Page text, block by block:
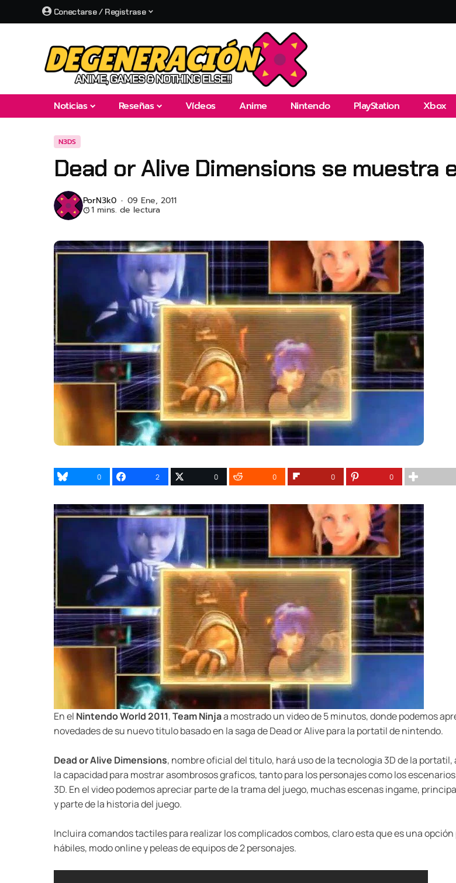
Conectarse / Registrase
Noticias Reseñas Vídeos Anime Nintendo PlayStation Xbox
N3DS
Dead or Alive Dimensions se muestra
PorN3k0 09 Ene, 2011
1 mins. de lectura
0 2 0 0 0 0
En el Nintendo World 2011,Team Ninjaa mostrado un video de 5 minutos, donde podemos
novedades de su nuevo titulo basado en la saga de Dead or Alive para la portatil de nintendo.
Dead or Alive Dimensions, nombre oficial del titulo, hará uso de la tecnologia 3D de la portatil,
la capacidad para mostrar asombrosos graficos, tanto para los personajes como los
3D. En el video podemos apreciar parte de la trama del juego, muchas escenas ingame,
y parte de la historia del juego.
Incluira comandos tactiles para realizar los complicados combos, claro esta que es una opción
hábiles, modo online y peleas de equipos de 2 personajes.